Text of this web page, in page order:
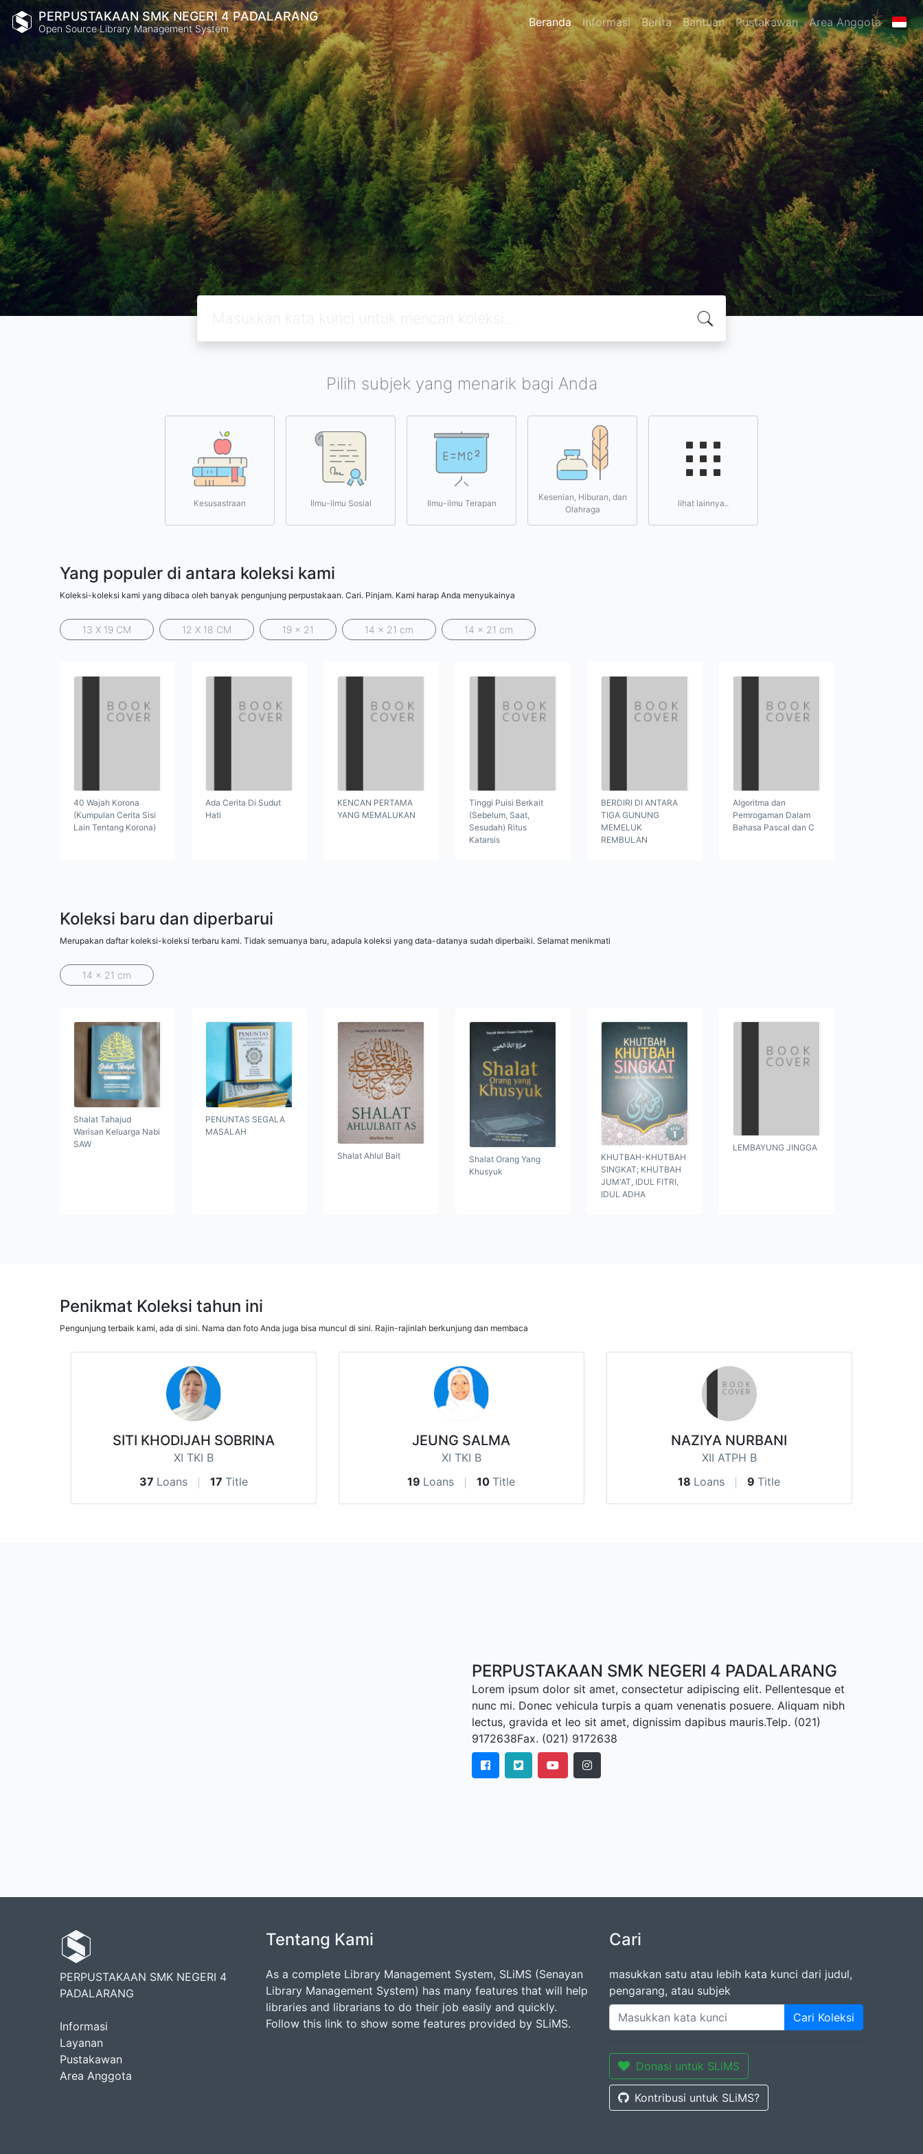
PERPUSTAKAAN SMK NEGERI 4 PADALARANG
Open Source Library Management System Beranda Informasi Berita Bantuan Pustakawan Area Anggota
Pilih subjek yang menarik bagi Anda
Kesusastraan Ilmu-ilmu Sosial Ilmu-ilmu Terapan
Kesenian, Hiburan, dan
Olahraga
lihat lainnya..
Yang populer di antara koleksi kami
Koleksi-koleksi kami yang dibaca oleh banyak pengunjung perpustakaan. Cari. Pinjam. Kami harap Anda menyukainya
13 X 19 CM 12 X 18 CM 19 x 21 14 x 21 cm 14 x 21 cm
40 Wajah Korona
(Kumpulan Cerita Sisi
Lain Tentang Korona)
Ada Cerita Di Sudut
Hati
KENCAN PERTAMA
YANG MEMALUKAN
Tinggi Puisi Berkait
(Sebelum, Saat,
Sesudah) Ritus
Katarsis
BERDIRI DI ANTARA
TIGA GUNUNG
MEMELUK
REMBULAN
Algoritma dan
Pemrogaman Dalam
Bahasa Pascal dan C
Koleksi baru dan diperbarui
Merupakan daftar koleksi-koleksi terbaru kami. Tidak semuanya baru, adapula koleksi yang data-datanya sudah diperbaiki. Selamat menikmati
14 x 21 cm
Shalat Tahajud
Warisan Keluarga Nabi
SAW
PENUNTAS SEGALA
MASALAH
Shalat Ahlul Bait
Shalat Orang Yang
Khusyuk
KHUTBAH-KHUTBAH
SINGKAT; KHUTBAH
JUM'AT, IDUL FITRI,
IDUL ADHA
LEMBAYUNG JINGGA
Penikmat Koleksi tahun ini
Pengunjung terbaik kami, ada di sini. Nama dan foto Anda juga bisa muncul di sini. Rajin-rajinlah berkunjung dan membaca
SITI KHODIJAH SOBRINA
XI TKI B
37 Loans 17 Title
JEUNG SALMA
XI TKI B
19 Loans 10 Title
NAZIYA NURBANI
XII ATPH B
18 Loans 9 Title
PERPUSTAKAAN SMK NEGERI 4 PADALARANG
Lorem ipsum dolor sit amet, consectetur adipiscing elit. Pellentesque et
nunc mi. Donec vehicula turpis a quam venenatis posuere. Aliquam nibh
lectus, gravida et leo sit amet, dignissim dapibus mauris.Telp. (021)
9172638Fax. (021) 9172638
PERPUSTAKAAN SMK NEGERI 4
PADALARANG
Informasi
Layanan
Pustakawan
Area Anggota
Tentang Kami
As a complete Library Management System, SLiMS (Senayan
Library Management System) has many features that will help
libraries and librarians to do their job easily and quickly.
Follow this link to show some features provided by SLiMS.
Cari
masukkan satu atau lebih kata kunci dari judul,
pengarang, atau subjek
Cari Koleksi
Donasi untuk SLiMS
Kontribusi untuk SLiMS?